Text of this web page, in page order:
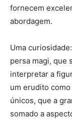
fornecem
abordagem.
Uma
persa magi, que
interpretar a
um erudito
únicos, que a
somado a